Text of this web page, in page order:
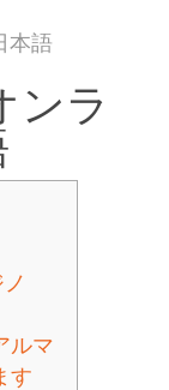
本語
ンラ
ルマ
す